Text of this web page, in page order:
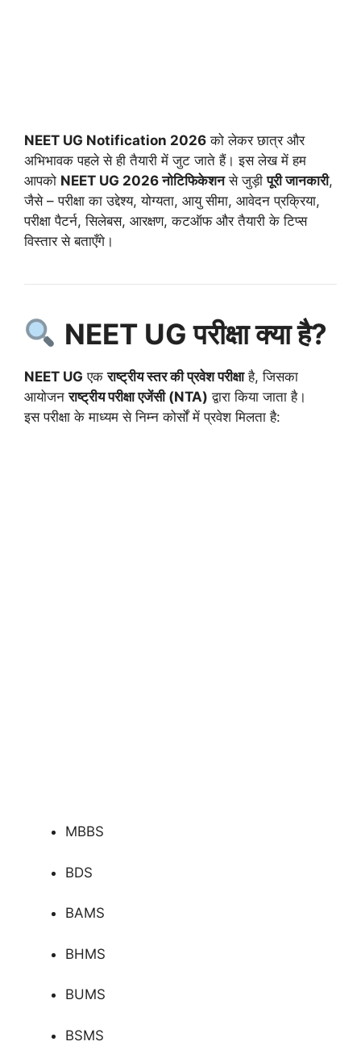
NEET UG Notification 2026 को लेकर छात्र और
अभिभावक पहले से ही तैयारी में जुट जाते हैं। इस लेख में हम
आपको NEET UG 2026 नोटिफिकेशनसे जुड़ीपूरी जानकारी,
जैसे – परीक्षा का उद्देश्य, योग्यता, आयु सीमा, आवेदन प्रक्रिया,
परीक्षा पैटर्न, सिलेबस, आरक्षण, कटऑफ और तैयारी के टिप्स
विस्तार से बताएँगे।
NEET UG परीक्षा क्या है?
NEET UG एकराष्ट्रीय स्तर की प्रवेश परीक्षाहै, जिसका
आयोजनराष्ट्रीय परीक्षा एजेंसी (NTA) द्वारा किया जाता है।
इस परीक्षा के माध्यम से निम्न कोर्सों में प्रवेश मिलता है:
MBBS
BDS
BAMS
BHMS
BUMS
BSMS